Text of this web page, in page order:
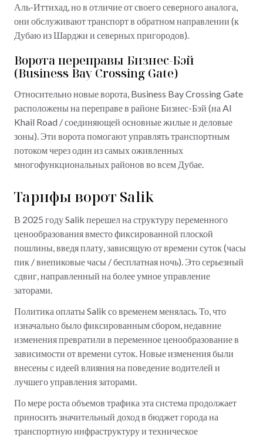
Аль-Иттихад, но в отличие от своего северного аналога,
они обслуживают транспорт в обратном направлении (к
Дубаю из Шарджи и северных пригородов).
Ворота переправы Бизнес-Бэй
(Business Bay Crossing Gate)
Относительно новые ворота, Business Bay Crossing Gate
расположены на переправе в районе Бизнес-Бэй (на Al
Khail Road / соединяющей основные жилые и деловые
зоны). Эти ворота помогают управлять транспортным
потоком через один из самых оживленных
многофункциональных районов во всем Дубае.
Тарифы ворот Salik
В 2025 году Salik перешел на структуру переменного
ценообразования вместо фиксированной плоской
пошлины, введя плату, зависящую от времени суток (часы
пик / внепиковые часы / бесплатная ночь). Это серьезный
сдвиг, направленный на более умное управление
заторами.
Политика оплаты Salik со временем менялась. То, что
изначально было фиксированным сбором, недавние
изменения превратили в переменное ценообразование в
зависимости от времени суток. Новые изменения были
внесены с идеей влияния на поведение водителей и
лучшего управления заторами.
По мере роста объемов трафика эта система продолжает
приносить значительный доход в бюджет города на
транспортную инфраструктуру и техническое